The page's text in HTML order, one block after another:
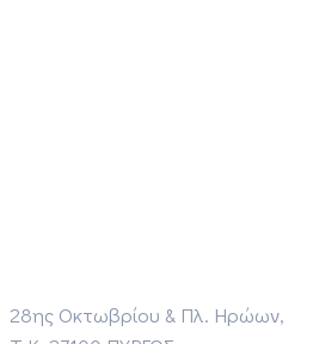
28ης Οκτωβρίου & Πλ. Ηρώων,